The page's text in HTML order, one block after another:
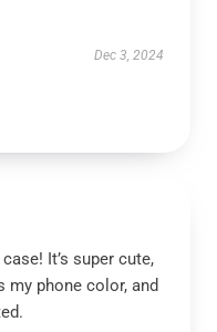
Dec 3, 2024
It’s super cute,
my phone color, and